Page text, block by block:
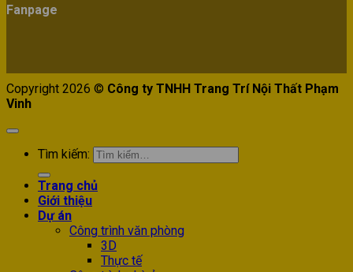
Fanpage
Copyright 2026 © Công ty TNHH Trang Trí Nội Thất Phạm
Vinh
Tìm kiếm:
Trang chủ
Giới thiệu
Dự án
Công trình văn phòng
3D
Thực tế